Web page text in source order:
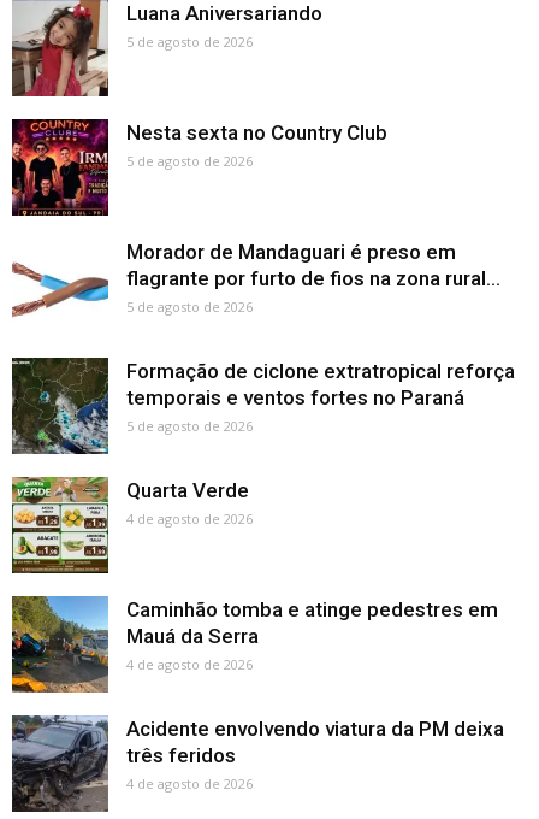
Luana Aniversariando
5 de agosto de 2026
Nesta sexta no Country Club
5 de agosto de 2026
Morador de Mandaguari é preso em
flagrante por furto de fios na zona rural...
5 de agosto de 2026
Formação de ciclone extratropical reforça
temporais e ventos fortes no Paraná
5 de agosto de 2026
Quarta Verde
4 de agosto de 2026
Caminhão tomba e atinge pedestres em
Mauá da Serra
4 de agosto de 2026
Acidente envolvendo viatura da PM deixa
três feridos
4 de agosto de 2026